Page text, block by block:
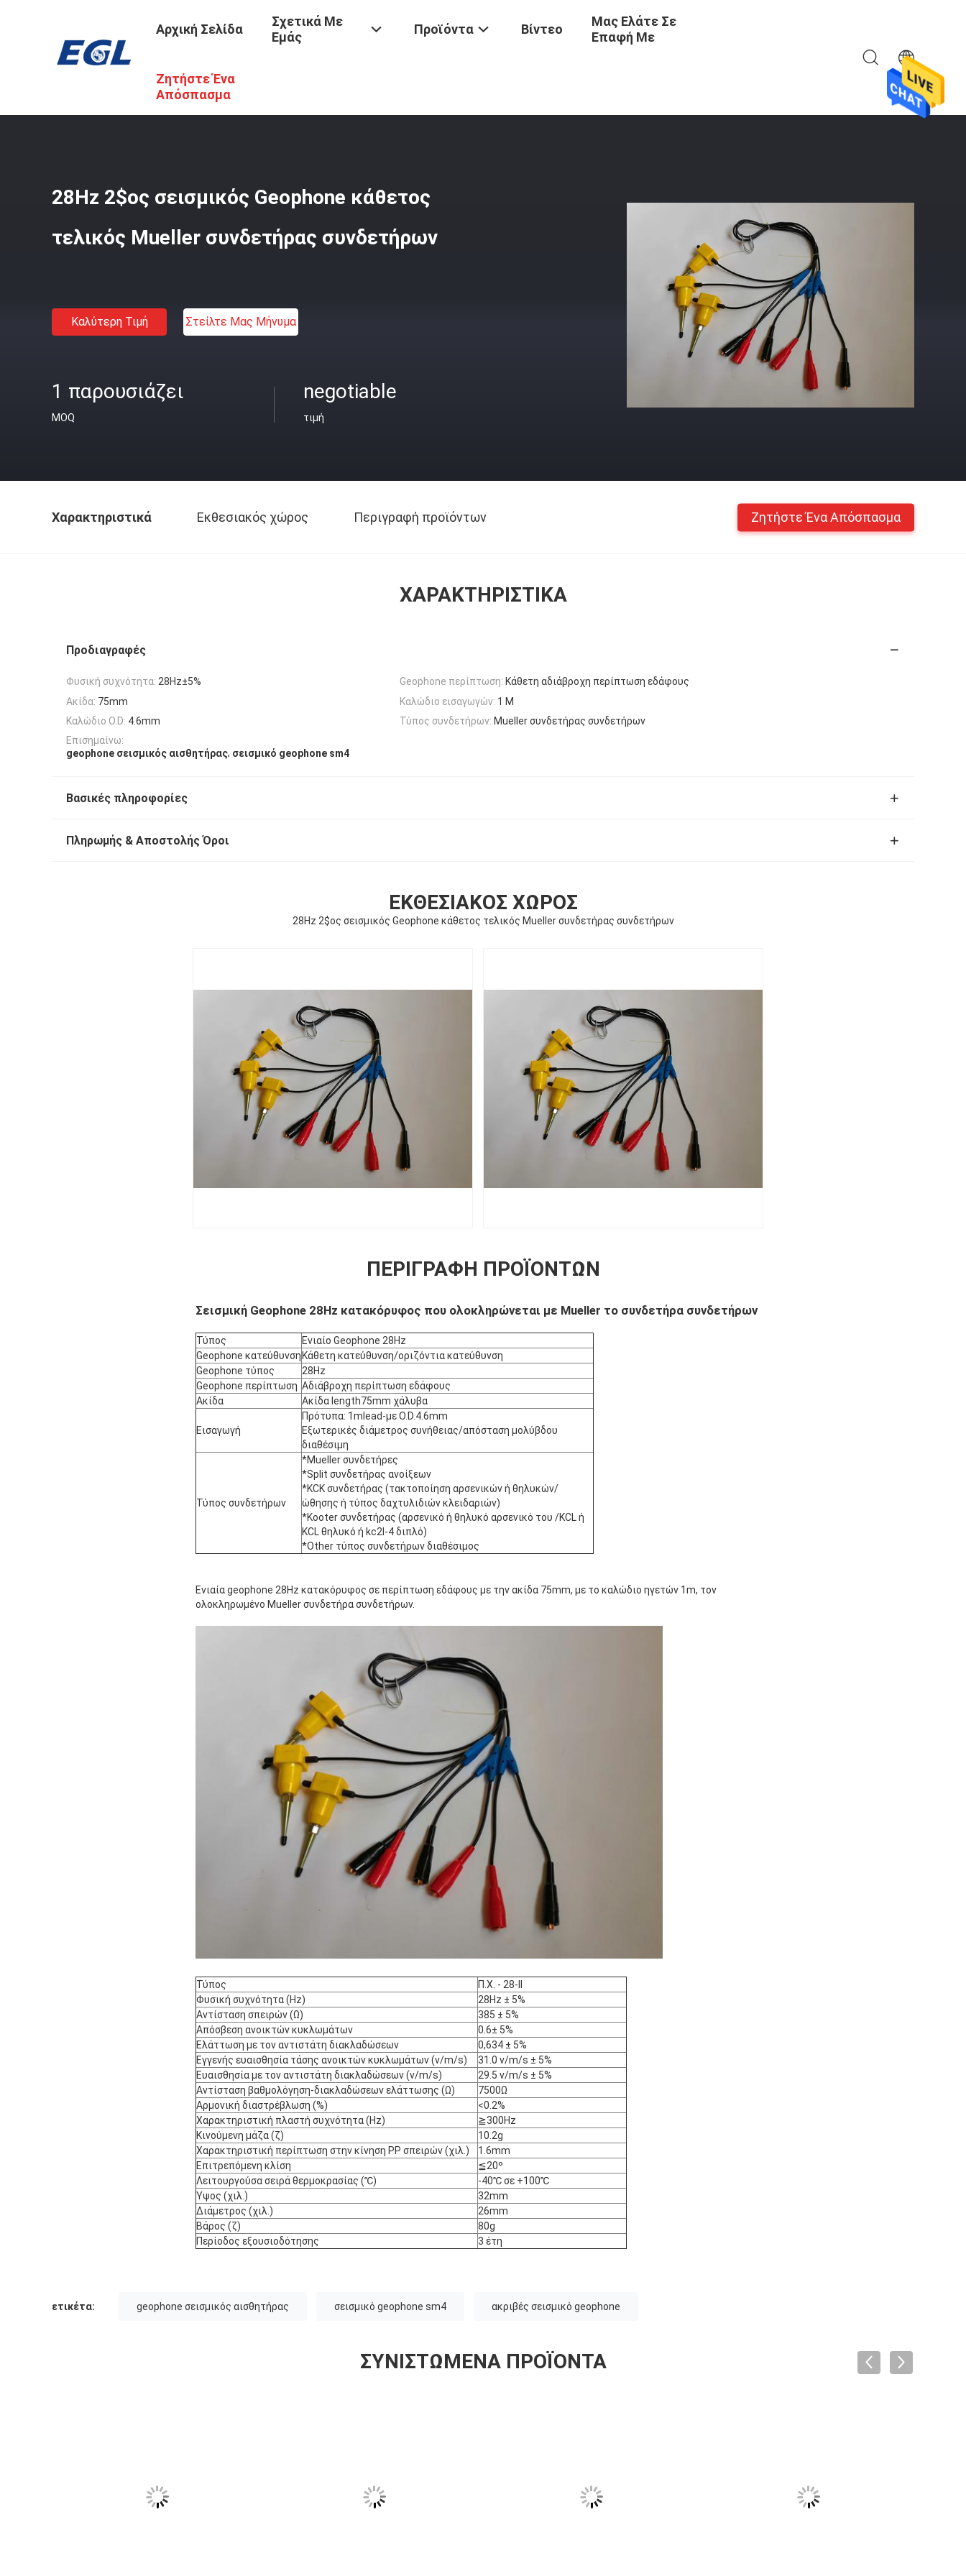
Αρχική Σελίδα
Σχετικά Με
Εμάς
Προϊόντα Βίντεο
Μας Ελάτε Σε
Επαφή Με
Ζητήστε Ένα
Απόσπασμα
Προϊόντα / Σεισμικό Geophone
28Hz 2$ος σεισμικός Geophone κάθετος
τελικός Mueller συνδετήρας συνδετήρων
Καλύτερη Τιμή Στείλτε Μας Μήνυμα
1 παρουσιάζει
MOQ
negotiable
τιμή
Χαρακτηριστικά Εκθεσιακός χώρος Περιγραφή προϊόντων Ζητήστε Ένα Απόσπασμα
ΧΑΡΑΚΤΗΡΙΣΤΙΚΆ
Προδιαγραφές
Φυσική συχνότητα: 28Hz±5% Geophone περίπτωση: Κάθετη αδιάβροχη περίπτωση εδάφους
Ακίδα: 75mm Καλώδιο εισαγωγών: 1 Μ
Καλώδιο O.D: 4.6mm Τύπος συνδετήρων: Mueller συνδετήρας συνδετήρων
Επισημαίνω:
geophone σεισμικός αισθητήρας, σεισμικό geophone sm4
Βασικές πληροφορίες
Πληρωμής & Αποστολής Όροι
ΕΚΘΕΣΙΑΚΌΣ ΧΏΡΟΣ
28Hz 2$ος σεισμικός Geophone κάθετος τελικός Mueller συνδετήρας συνδετήρων
ΠΕΡΙΓΡΑΦΉ ΠΡΟΪΌΝΤΩΝ
Σεισμική Geophone 28Hz κατακόρυφος που ολοκληρώνεται με Mueller το συνδετήρα συνδετήρων
Τύπος
Ενιαίο Geophone 28Hz
Geophone κατεύθυνση Κάθετη κατεύθυνση/οριζόντια κατεύθυνση
Geophone τύπος
28Hz
Geophone περίπτωση Αδιάβροχη περίπτωση εδάφους
Ακίδα
Ακίδα length75mm χάλυβα
Εισαγωγή
Πρότυπα: 1mlead-με O.D.4.6mm
Εξωτερικές διάμετρος συνήθειας/απόσταση μολύβδου
διαθέσιμη
Τύπος συνδετήρων
*Mueller συνδετήρες
*Split συνδετήρας ανοίξεων
*KCK συνδετήρας (τακτοποίηση αρσενικών ή θηλυκών/
ώθησης ή τύπος δαχτυλιδιών κλειδαριών)
*Kooter συνδετήρας (αρσενικό ή θηλυκό αρσενικό του /KCL ή
KCL θηλυκό ή kc2l-4 διπλό)
*Other τύπος συνδετήρων διαθέσιμος
Ενιαία geophone 28Hz κατακόρυφος σε περίπτωση εδάφους με την ακίδα 75mm, με το καλώδιο ηγετών 1m, τον
ολοκληρωμένο Mueller συνδετήρα συνδετήρων.
Τύπος
Π.Χ. - 28-ΙΙ
Φυσική συχνότητα (Hz)
28Hz ± 5%
Αντίσταση σπειρών (Ω)
385 ± 5%
Απόσβεση ανοικτών κυκλωμάτων
0.6± 5%
Ελάττωση με τον αντιστάτη διακλαδώσεων
0,634 ± 5%
Εγγενής ευαισθησία τάσης ανοικτών κυκλωμάτων (v/m/s)
31.0 v/m/s ± 5%
Ευαισθησία με τον αντιστάτη διακλαδώσεων (v/m/s)
29.5 v/m/s ± 5%
Αντίσταση βαθμολόγηση-διακλαδώσεων ελάττωσης (Ω)
7500Ω
Αρμονική διαστρέβλωση (%)
<0.2%
Χαρακτηριστική πλαστή συχνότητα (Hz)
≧300Hz
Κινούμενη μάζα (ζ)
10.2g
Χαρακτηριστική περίπτωση στην κίνηση PP σπειρών (χιλ.)
1.6mm
Επιτρεπόμενη κλίση
≦20º
Λειτουργούσα σειρά θερμοκρασίας (℃)
-40℃ σε +100℃
Ύψος (χιλ.)
32mm
Διάμετρος (χιλ.)
26mm
Βάρος (ζ)
80g
Περίοδος εξουσιοδότησης
3 έτη
ετικέτα: geophone σεισμικός αισθητήρας σεισμικό geophone sm4 ακριβές σεισμικό geophone
ΣΥΝΙΣΤΏΜΕΝΑ ΠΡΟΪΌΝΤΑ